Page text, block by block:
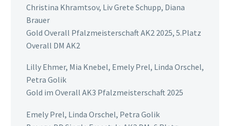
Christina Khramtsov, Liv Grete Schupp, Diana
Brauer
Gold Overall Pfalzmeisterschaft AK2 2025, 5.Platz
Overall DM AK2
Lilly Ehmer, Mia Knebel, Emely Prel, Linda Orschel,
Petra Golik
Gold im Overall AK3 Pfalzmeisterschaft 2025
Emely Prel, Linda Orschel, Petra Golik